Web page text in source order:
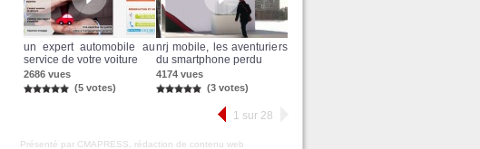
un expert automobile au
service de votre voiture
2686 vues
(5 votes)
nrj mobile, les aventuriers
du smartphone perdu
4174 vues
(3 votes)
1 sur 28
Présenté par CMAPRESS, rédaction de contenu web